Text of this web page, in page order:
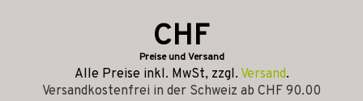
CHF
Preise und Versand
Alle Preise inkl. MwSt, zzgl. Versand.
Versandkostenfrei in der Schweiz ab CHF 90.00